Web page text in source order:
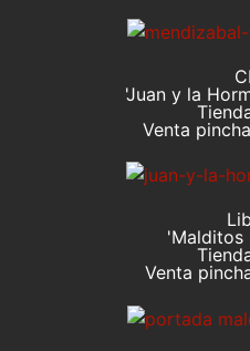
'Juan y la
Venta
'Malditos
Venta